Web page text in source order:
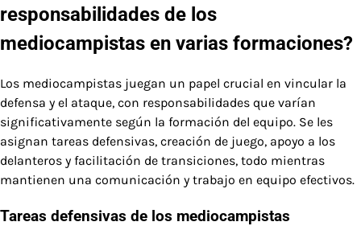
responsabilidades de los
mediocampistas en varias formaciones?
Los mediocampistas juegan un papel crucial en vincular la
defensa y el ataque, con responsabilidades que varían
significativamente según la formación del equipo. Se les
asignan tareas defensivas, creación de juego, apoyo a los
delanteros y facilitación de transiciones, todo mientras
mantienen una comunicación y trabajo en equipo efectivos.
Tareas defensivas de los mediocampistas